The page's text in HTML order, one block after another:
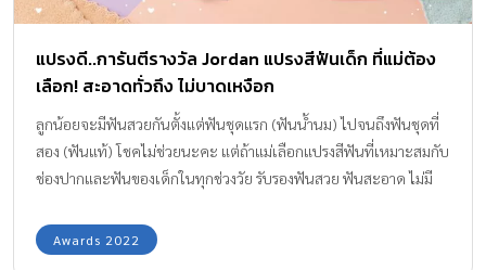
แปรงดี..การันตีรางวัล Jordan แปรงสีฟันเด็ก ที่แม่ต้อง
เลือก! สะอาดทั่วถึง ไม่บาดเหงือก
ลูกน้อยจะมีฟันสวยกันตั้งแต่ฟันชุดแรก (ฟันน้ำนม) ไปจนถึงฟันชุดที่
สอง (ฟันแท้) โชคไม่ช่วยนะคะ แต่ถ้าแม่เลือกแปรงสีฟันที่เหมาะสมกับ
ช่องปากและฟันของเด็กในทุกช่วงวัย รับรองฟันสวย ฟันสะอาด ไม่มี
ค่ะ กองบรรณาธิการ Amarin Baby & Kids เรามีสุดยอดแปรงสีฟันเด็ก
ที่ออกแบบมาเพื่อใช้แปรงฟันเด็ก มาแนะนำให้ค่ะ
Awards 2022